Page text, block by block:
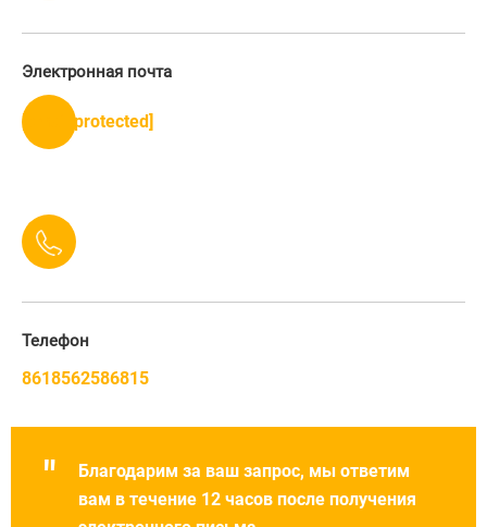
Электронная почта
[email protected]
Телефон
8618562586815
"
Благодарим за ваш запрос, мы ответим
вам в течение 12 часов после получения